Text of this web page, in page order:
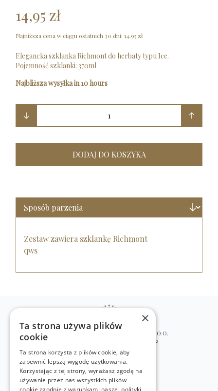
14,95 zł
Najniższa cena w ciągu ostatnich 30 dni: 14,95 zł
Elegancka szklanka Richmont do herbaty typu Ice.
Pojemność szklanki: 370ml
Najbliższa wysyłka in 10 hours
1
DODAJ DO KOSZYKA
Zestaw zawiera szklankę Richmont
qws
WILLIAM’S NATURAL PRODUCTS SP. Z O.O.
ul. Stawki 2, 00-193 Warszawa, Polska
+48 (22) 875 91 35
kontakt@w-natural.pl
Obsługa sklepu internetowego
+48 798 349 435
×
Ta strona używa plików
cookie
Ta strona korzysta z plików cookie, aby
zapewnić lepszą wygodę użytkowania.
Korzystając z tej strony, wyrażasz zgodę na
używanie przez nas wszystkich plików
cookie zgodnie z warunkami naszej polityki